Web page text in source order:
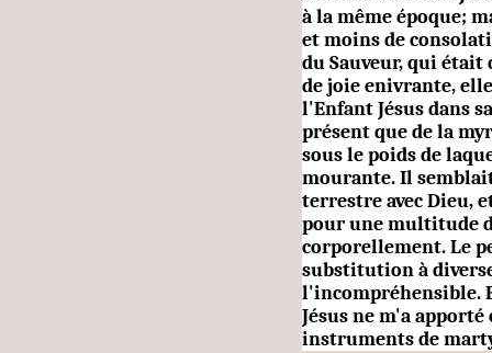
à la même époque;
et moins de
du Sauveur, qui
de joie enivrante,
l'Enfant Jésus dans
présent que de la
sous le poids de
mourante. Il
terrestre avec Dieu,
pour une multitude
corporellement. Le
substi­tution à
l'incompréhensible.
Jésus ne m'a
instruments de